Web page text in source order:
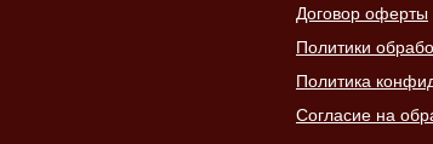
Политики
Согласие на
Политика
Договор оферты